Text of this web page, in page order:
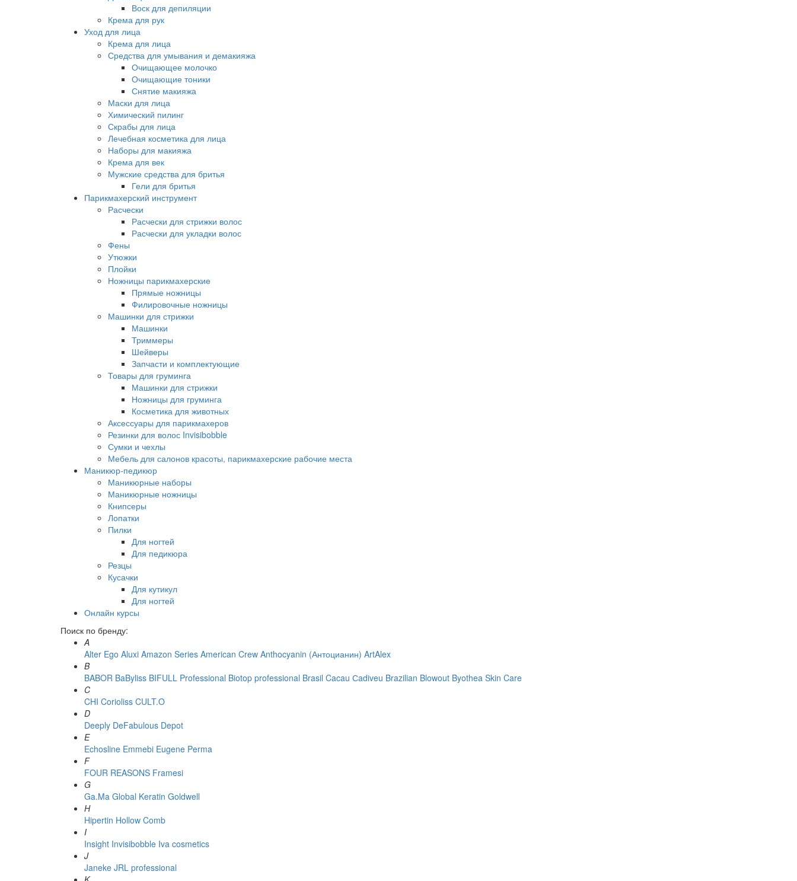
Воск для депиляции
Крема для рук
Уход для лица
Крема для лица
Средства для умывания и демакияжа
Очищающее молочко
Очищающие тоники
Снятие макияжа
Маски для лица
Химический пилинг
Скрабы для лица
Лечебная косметика для лица
Наборы для макияжа
Крема для век
Мужские средства для бритья
Гели для бритья
Парикмахерский инструмент
Расчески
Расчески для стрижки волос
Расчески для укладки волос
Фены
Утюжки
Плойки
Ножницы парикмахерские
Прямые ножницы
Филировочные ножницы
Машинки для стрижки
Машинки
Триммеры
Шейверы
Запчасти и комплектующие
Товары для груминга
Машинки для стрижки
Ножницы для груминга
Косметика для животных
Аксессуары для парикмахеров
Резинки для волос Invisibobble
Сумки и чехлы
Мебель для салонов красоты, парикмахерские рабочие места
Маникюр-педикюр
Маникюрные наборы
Маникюрные ножницы
Книпсеры
Лопатки
Пилки
Для ногтей
Для педикюра
Резцы
Кусачки
Для кутикул
Для ногтей
Онлайн курсы
Поиск по бренду:
A
Alter Ego Aluxi Amazon Series American Crew Anthocyanin (Антоцианин) ArtAlex
B
BABOR BaByliss BIFULL Professional Biotop professional Brasil Cacau Сadiveu Brazilian Blowout Byothea Skin Care
C
CHI Corioliss CULT.O
D
Deeply DeFabulous Depot
E
Echosline Emmebi Eugene Perma
F
FOUR REASONS Framesi
G
Ga.Ma Global Keratin Goldwell
H
Hipertin Hollow Comb
I
Insight Invisibobble Iva cosmetics
J
Janeke JRL professional